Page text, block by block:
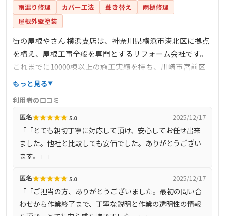
雨漏り修理 カバー工法 葺き替え
雨樋修理
屋根外壁塗装
街の屋根やさん 横浜支店は、神奈川県横浜市港北区に拠点
を構え、屋根工事全般を専門とするリフォーム会社です。
これまでに10000棟以上の施工実績を持ち、川崎市宮前区
を含む神奈川県全域でサービスを提供しています。主な業
事、棟板金工事、雨樋工事、防水工事など多岐にわたりま
す。無料の点検・調査・お見積りを実施しており、地域密
着型のサービスでお客様の信頼を得ています。
もっと見る
利用者の口コミ
匿名★★★★★ 5.0 2025/12/17
「「とても親切丁寧に対応して頂け、安心してお任せ出来
ました。他社と比較しても安価でした。ありがとうござい
ます。」」
匿名★★★★★ 5.0 2025/12/17
「「ご担当の方、ありがとうございました。最初の問い合
わせから作業終了まで、丁寧な説明と作業の透明性の情報